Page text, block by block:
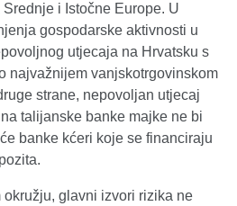
i Istočne Europe. U
gospodarske aktivnosti u
utjecaja na Hrvatsku s
najvažnijem vanjskotrgovinskom
strane, nepovoljan utjecaj
talijanske banke majke ne bi
banke kćeri koje se financiraju
glavni izvori rizika ne